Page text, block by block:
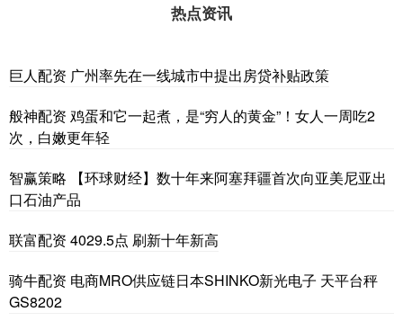
热点资讯
巨人配资 广州率先在一线城市中提出房贷补贴政策
般神配资 鸡蛋和它一起煮，是“穷人的黄金”！女人一周吃2
次，白嫩更年轻
智赢策略 【环球财经】数十年来阿塞拜疆首次向亚美尼亚出
口石油产品
联富配资 4029.5点 刷新十年新高
骑牛配资 电商MRO供应链日本SHINKO新光电子 天平台秤
GS8202